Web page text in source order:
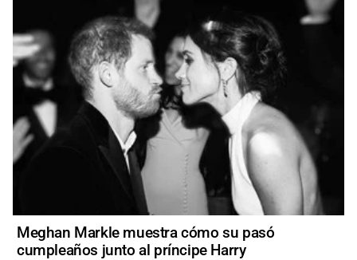
Meghan Markle muestra cómo su pasó
cumpleaños junto al príncipe Harry